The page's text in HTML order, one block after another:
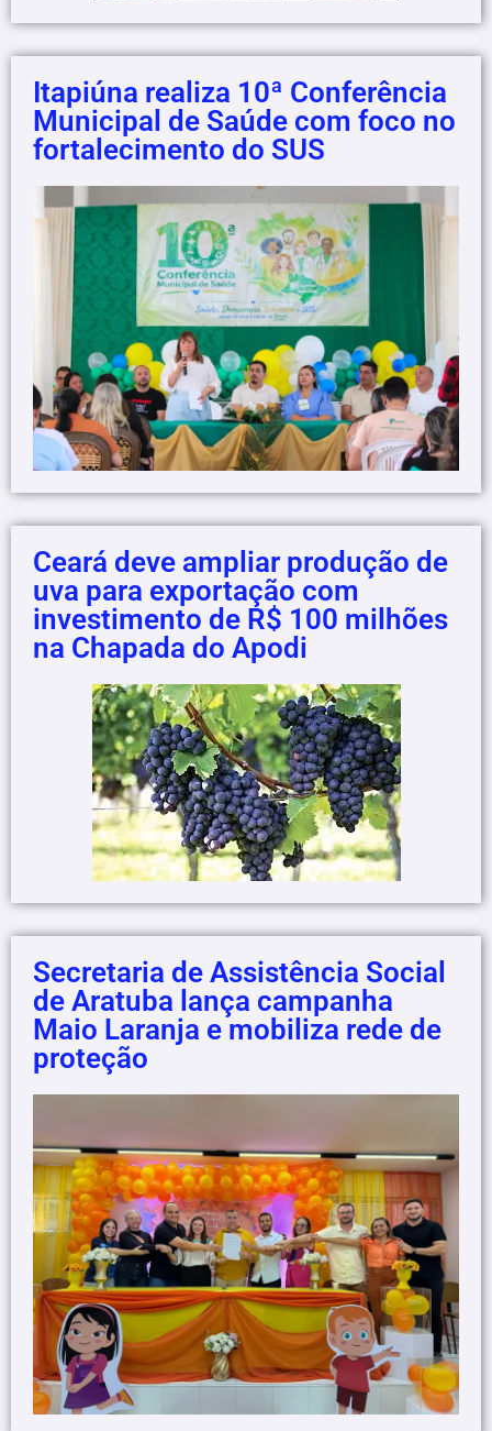
Itapiúna realiza 10ª Conferência
Municipal de Saúde com foco no
fortalecimento do SUS
Ceará deve ampliar produção de
uva para exportação com
investimento de R$ 100 milhões
na Chapada do Apodi
Secretaria de Assistência Social
de Aratuba lança campanha
Maio Laranja e mobiliza rede de
proteção